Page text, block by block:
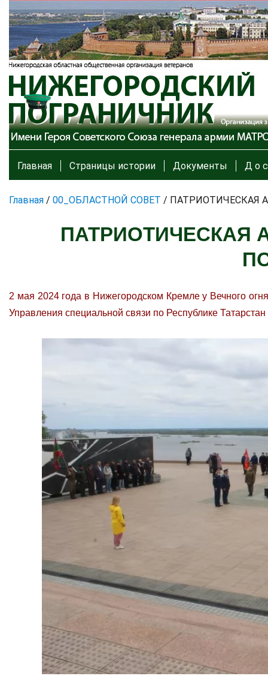
Главная Страницы истории Документы Д о с
Главная / 00_ОБЛАСТНОЙ СОВЕТ / ПАТРИОТИЧЕСКАЯ
ПАТРИОТИЧЕСКАЯ
2 мая 2024 года в Нижегородском Кремле у Вечного
Управления специальной связи по Республике